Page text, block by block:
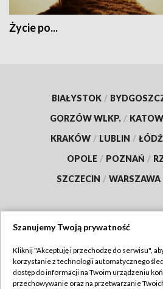
Życie po...
BIAŁYSTOK /
GORZÓW WLKP. /
KRAKÓW / LUBLIN / ŁÓDŹ
OPOLE / POZNAŃ /
SZCZECIN / WARSZAWA
TVP
Abonament TVP
Szanujemy Twoją prywatność
Kliknij "Akceptuję i przechodzę do serwisu",
korzystanie z technologii automatycznego
dostęp do informacji na Twoim urządzeniu
przechowywanie oraz na przetwarzanie